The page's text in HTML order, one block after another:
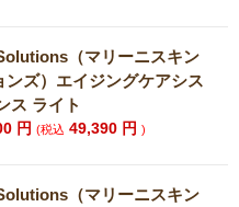
（マリーニスキン
ンズ）エイジングケアシス
ス ライト
円(税込 49,390 円)
（マリーニスキン